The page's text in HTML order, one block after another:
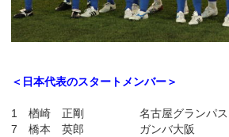
＜日本代表のスタートメンバー＞
1 楢崎 正剛 名古屋グランパス
7 橋本 英郎 ガンバ大阪